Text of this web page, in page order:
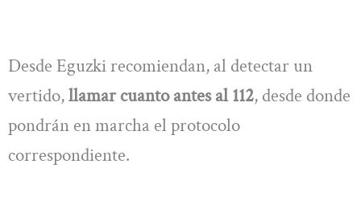
Desde Eguzki recomiendan, al detectar un
vertido,llamar cuanto antes al 112, desde donde
pondrán en marcha el protocolo
correspondiente.